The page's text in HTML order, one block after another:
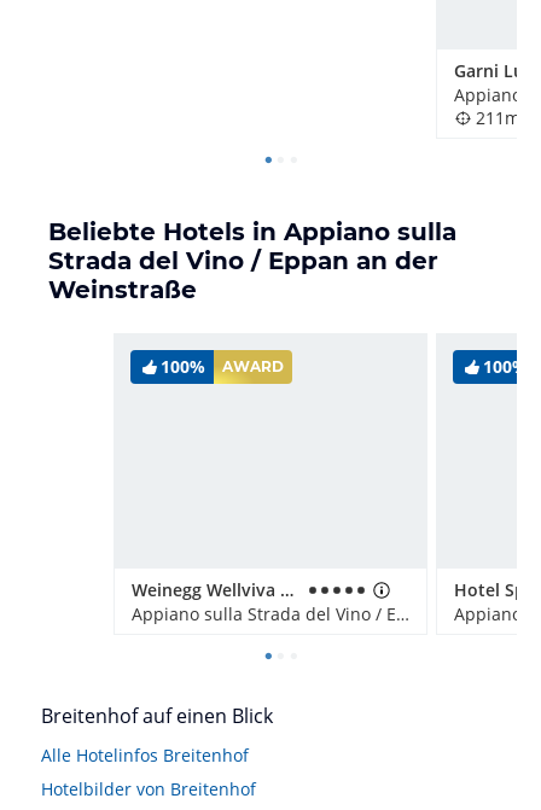
Garni
211m
Beliebte Hotels in Appiano sulla
Strada del Vino / Eppan an der
Weinstraße
100% AWARD
Weinegg Wellviva Resort
Appiano sulla Strada del Vino / Eppan an der Weinstraße, Italien
100%
Hotel
Breitenhof auf einen Blick
Alle Hotelinfos Breitenhof
Hotelbilder von Breitenhof